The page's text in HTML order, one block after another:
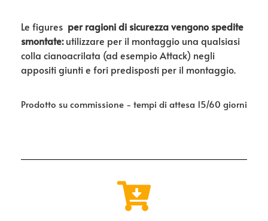
Le figures per ragioni di sicurezza vengono spedite
smontate:utilizzare per il montaggio una qualsiasi
colla cianoacrilata (ad esempio Attack) negli
appositi giunti e fori predisposti per il montaggio.
Prodotto su commissione - tempi di attesa 15/60 giorni